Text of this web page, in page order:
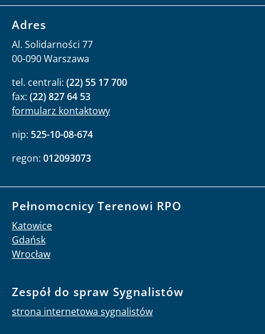
Adres
Al. Solidarności 77
00-090 Warszawa
tel. centrali: (22) 55 17 700
fax: (22) 827 64 53
formularz kontaktowy
nip: 525-10-08-674
regon: 012093073
Pełnomocnicy Terenowi RPO
Katowice
Gdańsk
Wrocław
Zespół do spraw Sygnalistów
strona internetowa sygnalistów